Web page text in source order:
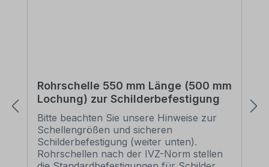
Rohrschelle 550 mm Länge (500 mm
Lochung) zur Schilderbefestigung
Bitte beachten Sie unsere Hinweise zur
Schellengrößen und sicheren
Schilderbefestigung (weiter unten).
Rohrschellen nach der IVZ-Norm stellen